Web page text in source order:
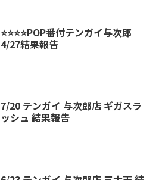
⭐️⭐️⭐️⭐️POP番付テンガイ与次郎
4/27結果報告
7/20 テンガイ 与次郎店 ギガスラ
ッシュ 結果報告